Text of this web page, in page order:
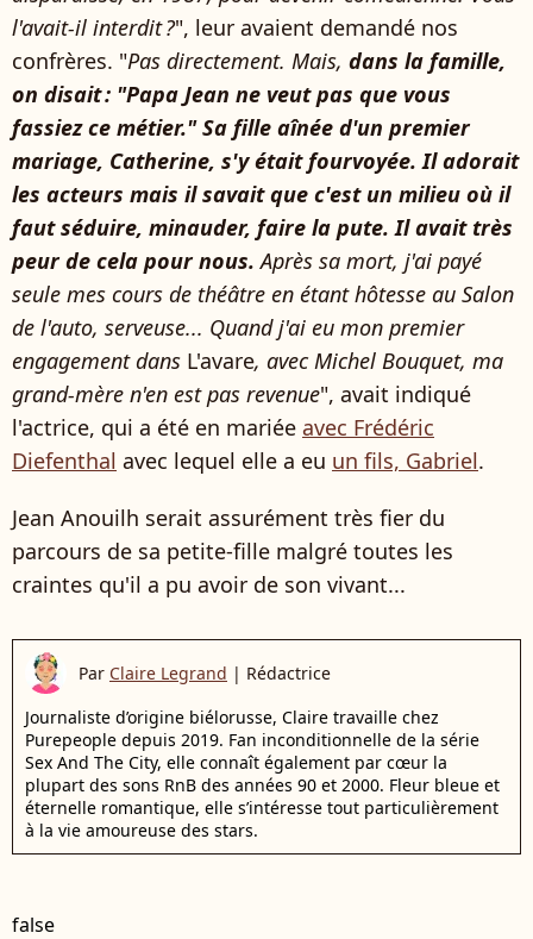
l'avait-il interdit ?", leur avaient demandé nos
confrères. "Pas directement. Mais, dans la famille,
on disait : "Papa Jean ne veut pas que vous
fassiez ce métier." Sa fille aînée d'un premier
mariage, Catherine, s'y était fourvoyée. Il adorait
les acteurs mais il savait que c'est un milieu où il
faut séduire, minauder, faire la pute. Il avait très
peur de cela pour nous. Après sa mort, j'ai payé
seule mes cours de théâtre en étant hôtesse au Salon
de l'auto, serveuse... Quand j'ai eu mon premier
engagement dans L'avare, avec Michel Bouquet, ma
grand-mère n'en est pas revenue", avait indiqué
l'actrice, qui a été en mariée avec Frédéric
Diefenthal avec lequel elle a eu un fils, Gabriel.
Jean Anouilh serait assurément très fier du
parcours de sa petite-fille malgré toutes les
craintes qu'il a pu avoir de son vivant...
Par Claire Legrand | Rédactrice
Journaliste d’origine biélorusse, Claire travaille chez
Purepeople depuis 2019. Fan inconditionnelle de la série
Sex And The City, elle connaît également par cœur la
plupart des sons RnB des années 90 et 2000. Fleur bleue et
éternelle romantique, elle s’intéresse tout particulièrement
à la vie amoureuse des stars.
false